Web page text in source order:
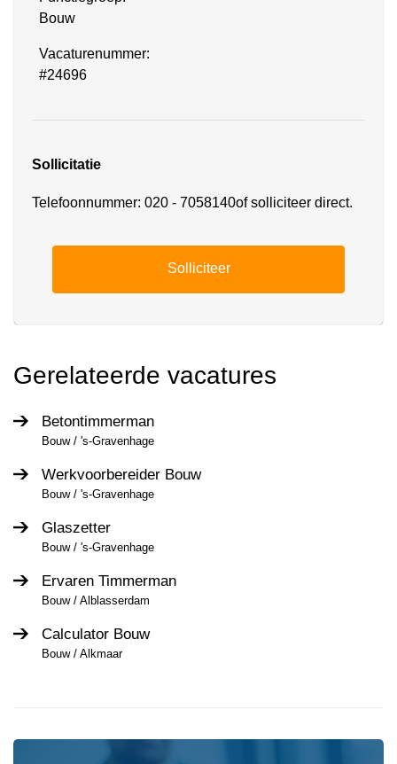
Bouw
Vacaturenummer:
#24696
Sollicitatie
Telefoonnummer: 020 - 7058140of solliciteer direct.
Solliciteer
Gerelateerde vacatures
Betontimmerman
Bouw / 's-Gravenhage
Werkvoorbereider Bouw
Bouw / 's-Gravenhage
Glaszetter
Bouw / 's-Gravenhage
Ervaren Timmerman
Bouw / Alblasserdam
Calculator Bouw
Bouw / Alkmaar